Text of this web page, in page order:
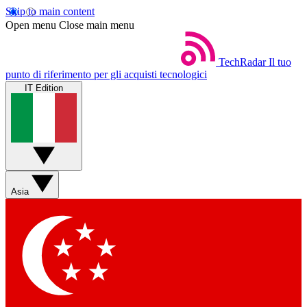
Skip to main content
Open menu Close main menu
TechRadar Il tuo
punto di riferimento per gli acquisti tecnologici
IT Edition
Asia